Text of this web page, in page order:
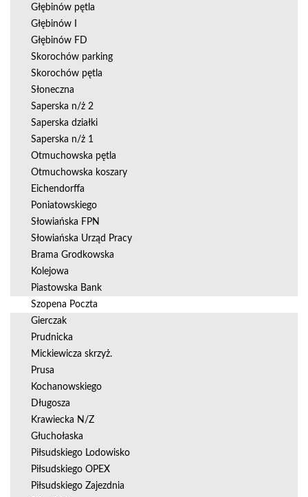
Głębinów pętla
Głębinów I
Głębinów FD
Skorochów parking
Skorochów pętla
Słoneczna
Saperska n/ż 2
Saperska działki
Saperska n/ż 1
Otmuchowska pętla
Otmuchowska koszary
Eichendorffa
Poniatowskiego
Słowiańska FPN
Słowiańska Urząd Pracy
Brama Grodkowska
Kolejowa
Piastowska Bank
Szopena Poczta
Gierczak
Prudnicka
Mickiewicza skrzyż.
Prusa
Kochanowskiego
Długosza
Krawiecka N/Z
Głuchołaska
Piłsudskiego Lodowisko
Piłsudskiego OPEX
Piłsudskiego Zajezdnia